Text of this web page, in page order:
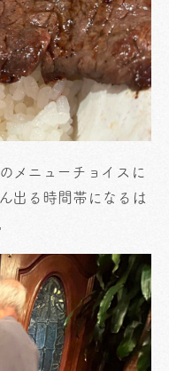
メニューチョイスに
出る時間帯になるは